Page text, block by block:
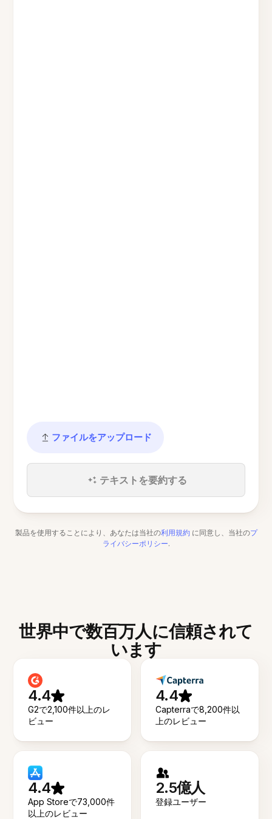
ファイルをアップロード
テキストを要約する
製品を使用することにより、あなたは当社の利用規約 に同意し、当社のプ
ライバシーポリシー.
世界中で数百万人に信頼されて
います
4.4
G2で2,100件以上のレ
ビュー
4.4
Capterraで8,200件以
上のレビュー
4.4
App Storeで73,000件
以上のレビュー
2.5億人
登録ユーザー